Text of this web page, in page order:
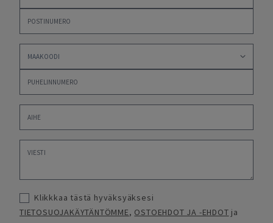
Klikkkaa tästä hyväksyäksesi
TIETOSUOJAKÄYTÄNTÖMME, OSTOEHDOT JA -EHDOT ja